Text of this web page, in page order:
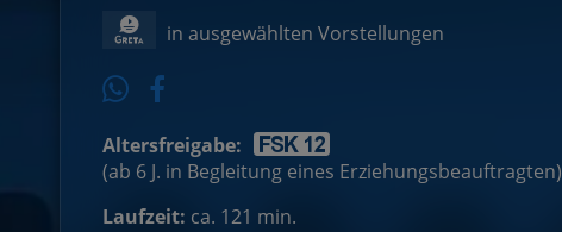
in ausgewählten Vorstellungen
Altersfreigabe:
(ab 6 J. in Begleitung eines Erziehungsbeauftragten)
Laufzeit: ca. 121 min.